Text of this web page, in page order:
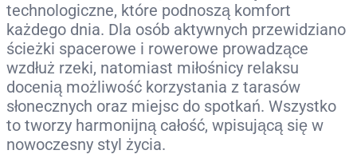
technologiczne, które podnoszą komfort
każdego dnia. Dla osób aktywnych przewidziano
ścieżki spacerowe i rowerowe prowadzące
wzdłuż rzeki, natomiast miłośnicy relaksu
docenią możliwość korzystania z tarasów
słonecznych oraz miejsc do spotkań. Wszystko
to tworzy harmonijną całość, wpisującą się w
nowoczesny styl życia.